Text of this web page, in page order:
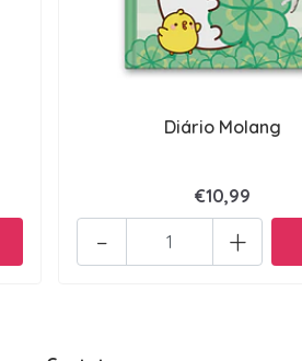
Diário Molang
€10,99
+
-